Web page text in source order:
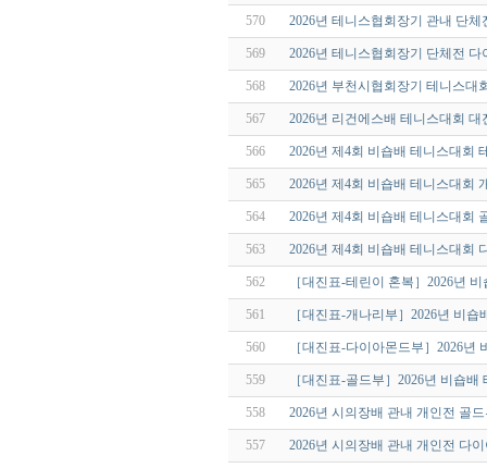
570 2026년 테니스협회장기 관내 단
569 2026년 테니스협회장기 단체전
568 2026년 부천시협회장기 테니스대
567 2026년 리건에스배 테니스대회 대
566 2026년 제4회 비숍배 테니스대회
565 2026년 제4회 비숍배 테니스대회
564 2026년 제4회 비숍배 테니스대회
563 2026년 제4회 비숍배 테니스대회
562 ［대진표-테린이 혼복］2026년
561 ［대진표-개나리부］2026년 비숍
560 ［대진표-다이아몬드부］2026년
559 ［대진표-골드부］2026년 비숍배
558 2026년 시의장배 관내 개인전 골
557 2026년 시의장배 관내 개인전 다